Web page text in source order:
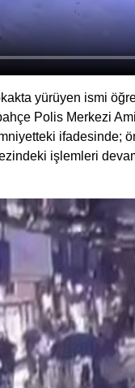
yürüyen ismi
Polis Merkezi
ifadesinde;
işlemleri